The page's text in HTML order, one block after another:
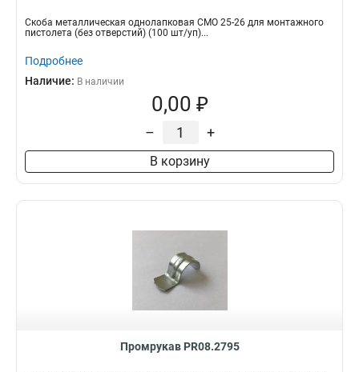
Скоба металлическая однолапковая СМО 25-26 для монтажного
пистолета (без отверстий) (100 шт/уп)...
Подробнее
Наличие: В наличии
0,00 ₽
– +
В корзину
Промрукав PR08.2795